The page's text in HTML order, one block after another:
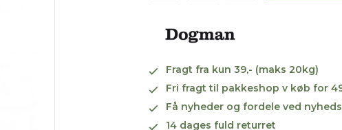
Fragt fra kun 39,- (maks 20kg)
Fri fragt til pakkeshop v køb for
Få nyheder og fordele ved
14 dages fuld returret